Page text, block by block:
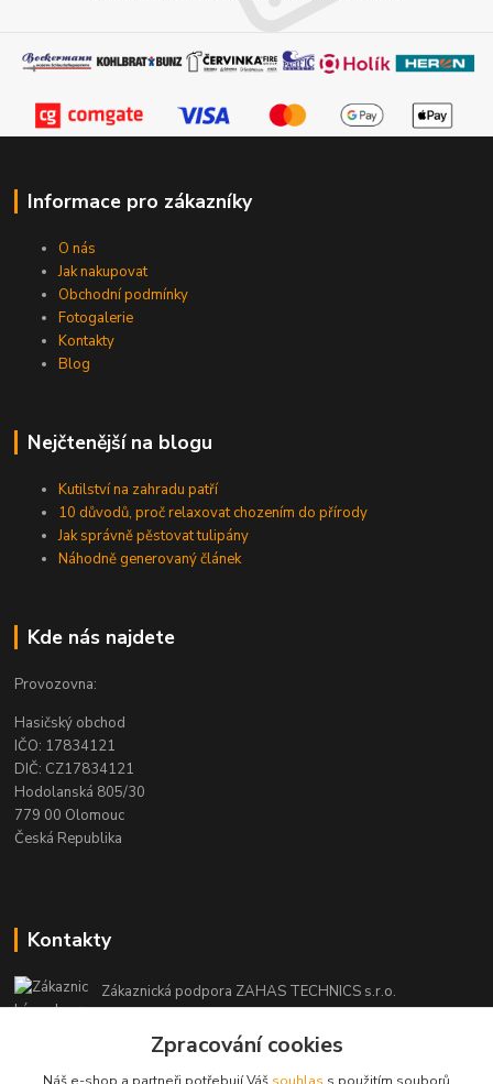
Informace pro zákazníky
O nás
Jak nakupovat
Obchodní podmínky
Fotogalerie
Kontakty
Blog
Nejčtenější na blogu
Kutilství na zahradu patří
10 důvodů, proč relaxovat chozením do přírody
Jak správně pěstovat tulipány
Náhodně generovaný článek
Kde nás najdete
Provozovna:
Hasičský obchod
IČO: 17834121
DIČ: CZ17834121
Hodolanská 805/30
779 00 Olomouc
Česká Republika
Kontakty
Zákaznická podpora ZAHAS TECHNICS s.r.o.
+420 725 408 883
(Po-Pá, 8-16 hod.)
Zpracování cookies